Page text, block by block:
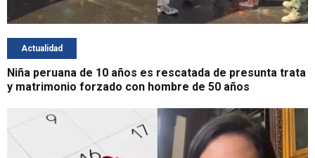
Actualidad
Niña peruana de 10 años es rescatada de presunta trata
y matrimonio forzado con hombre de 50 años